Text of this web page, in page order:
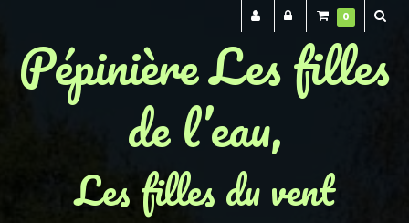
Pépinière Les filles
de l’eau,
Les filles du vent
0